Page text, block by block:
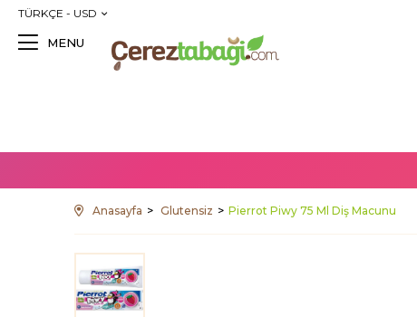
MENU
TÜRKÇE - USD
Anasayfa Glutensiz Pierrot Piwy 75 Ml Diş Macunu